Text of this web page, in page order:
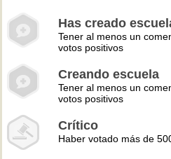
Has creado
Tener al menos un
votos positivos
Creando escuela
Tener al menos un
votos positivos
Crítico
Haber votado más de